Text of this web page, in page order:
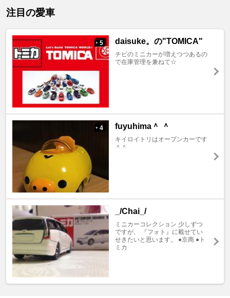
注目の愛車
+ 5 daisuke。の"TOMICA"
チビのミニカーが増えつつあるの
で在庫管理を兼ねて☆
+ 4 fuyuhima＾ ＾
キイロイトリはオープンカーです
＾＾
_/Chai_/
ミニカーコレクション 少しずつ
ですが、 『フォト』に載せてい
せきたいと思います。 ●京商 ●ト
ミカ